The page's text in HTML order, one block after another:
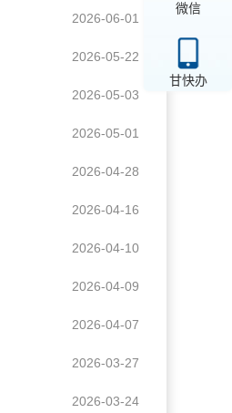
微信
甘快办
2026-06-01
2026-05-22
2026-05-03
2026-05-01
2026-04-28
2026-04-16
2026-04-10
2026-04-09
2026-04-07
2026-03-27
2026-03-24